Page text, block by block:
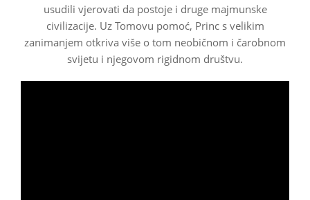
usudili vjerovati da postoje i druge majmunske
civilizacije. Uz Tomovu pomoć, Princ s velikim
zanimanjem otkriva više o tom neobičnom i čarobnom
svijetu i njegovom rigidnom društvu.